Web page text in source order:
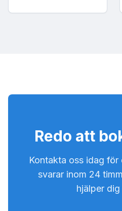
Redo att
Kontakta oss idag för
svarar inom 24
hjälper dig